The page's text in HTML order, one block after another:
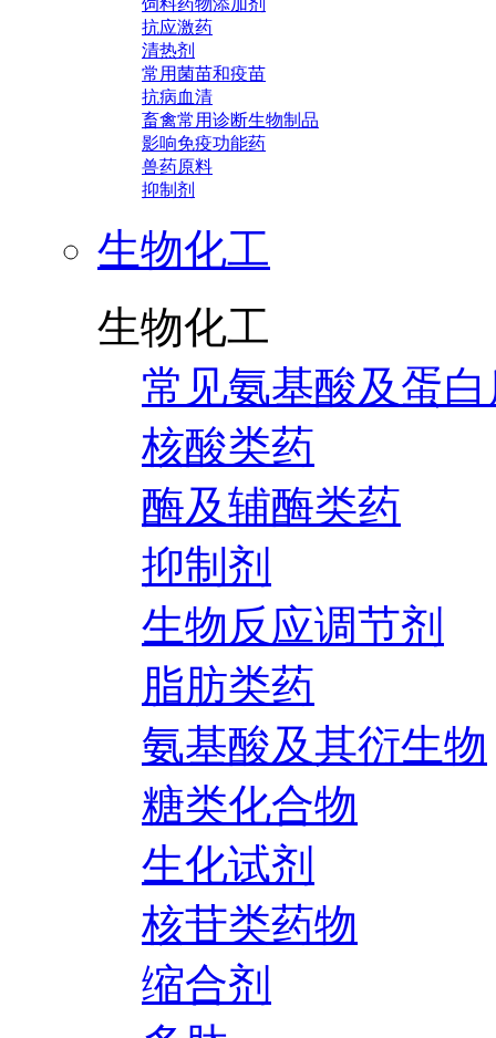
饲料药物添加剂
抗应激药
清热剂
常用菌苗和疫苗
抗病血清
畜禽常用诊断生物制品
影响免疫功能药
兽药原料
抑制剂
生物化工
生物化工
常见氨基酸及蛋
核酸类药
酶及辅酶类药
抑制剂
生物反应调节剂
脂肪类药
氨基酸及其衍生物
糖类化合物
生化试剂
核苷类药物
缩合剂